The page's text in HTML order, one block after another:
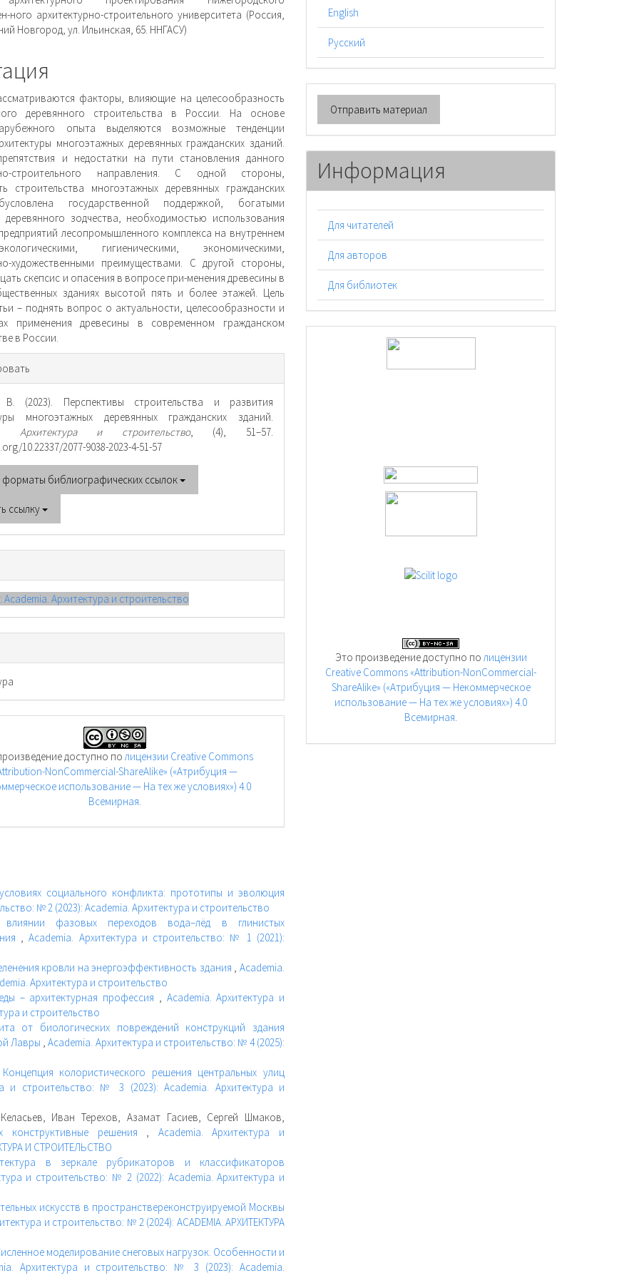
ного архитектурно-строительного университета (Россия,
Новгород, ул. Ильинская, 65. ННГАСУ)
факторы, влияющие на целесообразность
деревянного строительства в России. На основе
опыта выделяются возможные тенденции
многоэтажных деревянных гражданских зданий.
и недостатки на пути становления данного
строительного направления. С одной стороны,
строительства многоэтажных деревянных гражданских
государственной поддержкой, богатыми
деревянного зодчества, необходимостью использования
лесопромышленного комплекса на внутреннем
гигиеническими, экономическими,
художественными преимуществами. С другой стороны,
скепсис и опасения в вопросе при-менения древесины в
зданиях высотой пять и более этажей. Цель
– поднять вопрос о актуальности, целесообразности и
применения древесины в современном гражданском
в России.
(2023). Перспективы строительства и развития
многоэтажных деревянных гражданских зданий.
Архитектура и строительство, (4), 51–57.
10.22337/2077-9038-2023-4-51-57
форматы библиографических ссылок
ссылку
Academia. Архитектура и строительство
доступно по лицензии Creative Commons
NonCommercial-ShareAlike» («Атрибуция —
использование — На тех же условиях») 4.0
Всемирная
социального конфликта: прототипы и эволюция
№ 2 (2023): Academia. Архитектура и строительство
фазовых переходов вода–лёд в глинистых
,Academia. Архитектура и строительство: № 1 (2021):
кровли на энергоэффективность здания ,Academia.
Архитектура и строительство
– архитектурная профессия
Academia. Архитектура и
и строительство
от биологических повреждений конструкций здания
Лавры ,Academia. Архитектура и строительство: № 4 (2025):
Концепция колористического решения центральных улиц
и строительство: № 3 (2023): Academia. Архитектура и
Иван Терехов, Азамат Гасиев, Сергей Шмаков,
конструктивные решения
Academia. Архитектура и
И СТРОИТЕЛЬСТВО
в зеркале рубрикаторов и классификаторов
и строительство: № 2 (2022): Academia. Архитектура и
искусств в пространствереконструируемой Москвы
и строительство: № 2 (2024): ACADEMIA. АРХИТЕКТУРА
моделирование снеговых нагрузок. Особенности и
Архитектура и строительство: № 3 (2023): Academia.
English
Русский
Отправить
материал
Отправить материал
Информация
Для читателей
Для авторов
Для библиотек
Это произведение доступно полицензии
Creative Commons «Attribution-NonCommercial-
ShareAlike» («Атрибуция — Некоммерческое
использование — На тех же условиях») 4.0
Всемирная.